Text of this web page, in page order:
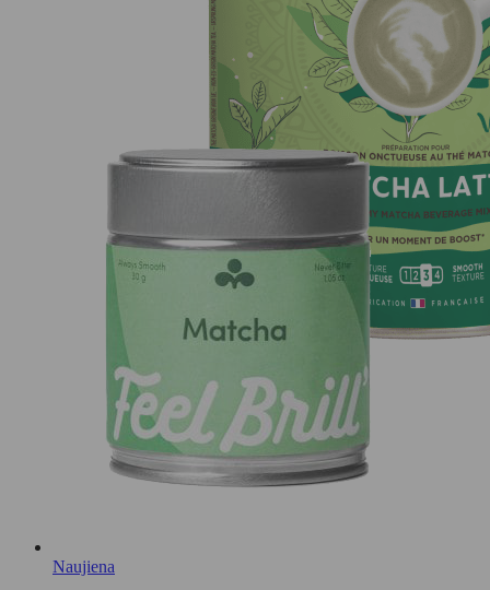
Naujiena